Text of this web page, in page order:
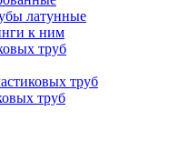
латунные
к ним
труб
труб
труб